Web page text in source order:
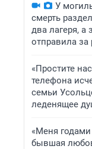
У
смерть
два лагеря, а
отправила за
«Простите
телефона
семьи
леденящее
«Меня годами
бывшая